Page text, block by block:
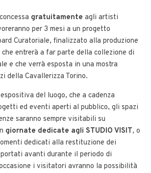
gratuitamente agli artisti
per 3 mesi a un progetto
Curatoriale, finalizzato alla produzione
che entrerà a far parte della collezione di
e che verrà esposta in una mostra
della Cavallerizza Torino.
del luogo, che a cadenza
ed eventi aperti al pubblico, gli spazi
saranno sempre visitabili su
giornate dedicate agli STUDIO VISIT, o
dedicati alla restituzione dei
avanti durante il periodo di
i visitatori avranno la possibilità